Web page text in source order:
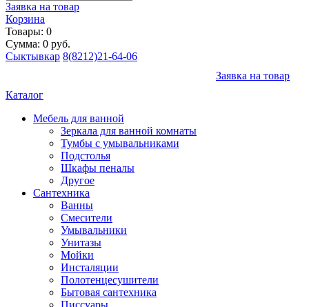
Заявка на товар
Корзина
Товары: 0
Сумма: 0 руб.
Сыктывкар 8(8212)21-64-06
Заявка на товар
Каталог
Мебель для ванной
Зеркала для ванной комнаты
Тумбы с умывальниками
Подстолья
Шкафы пеналы
Другое
Сантехника
Ванны
Смесители
Умывальники
Унитазы
Мойки
Инсталяции
Полотенцесушители
Бытовая сантехника
Писсуары